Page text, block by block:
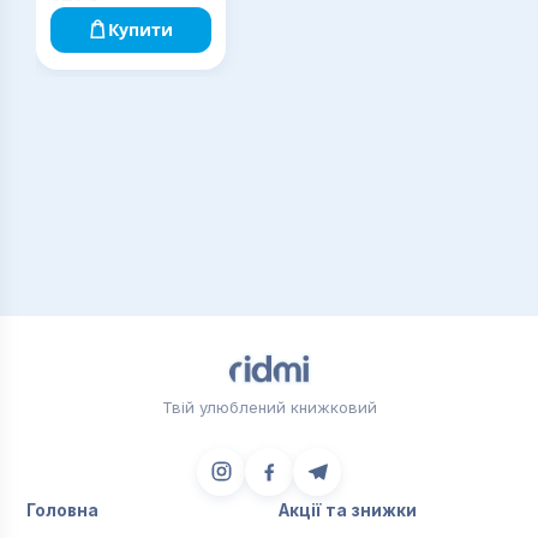
Купити
Твій улюблений книжковий
Головна
Акції та знижки